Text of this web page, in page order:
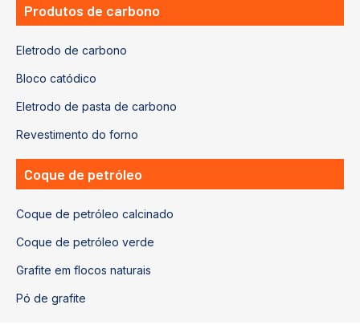
Produtos de carbono
Eletrodo de carbono
Bloco catódico
Eletrodo de pasta de carbono
Revestimento do forno
Coque de petróleo
Coque de petróleo calcinado
Coque de petróleo verde
Grafite em flocos naturais
Pó de grafite